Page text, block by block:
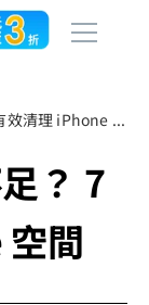
iPhone 儲存空間不足？ 7 招有效清理 iPhone 空間
？ 7
間